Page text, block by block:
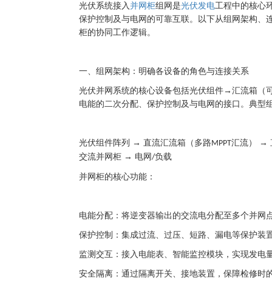
光伏系统接入并网柜组网是光伏发电工程中的核心
保护控制及与电网的可靠互联。以下从组网架构、
柜的协同工作逻辑。
一、组网架构：明确各设备的角色与连接关系
光伏并网系统的核心设备包括光伏组件→汇流箱（
电能的二次分配、保护控制及与电网的接口。典型
光伏组件阵列 → 直流汇流箱（多路MPPT汇流） →
交流并网柜 → 电网 /负载
并网柜的核心功能：
电能分配：将逆变器输出的交流电分配至多个并网
保护控制：集成过流、过压、短路、漏电等保护装
监测交互：接入电能表、智能监控模块，实现发电
安全隔离：通过隔离开关、接地装置，保障检修时